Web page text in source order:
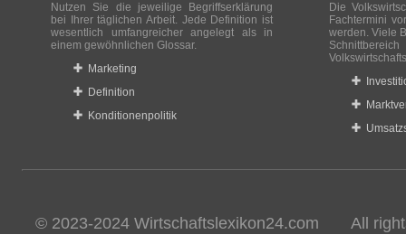
Nutzen Sie die jeweilige Begriffserklärung
bei Ihrer täglichen Arbeit. Jede Definition ist
wesentlich umfangreicher angelegt als in
einem gewöhnlichen Glossar.
Marketing
Definition
Konditionenpolitik
Die
Fachtermini
werden. Viele
© 2023-2024 Wirtschaftslexikon24.com All